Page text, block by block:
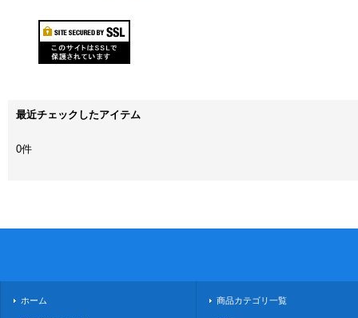
最近チェックしたアイテム
0件
ホーム 商品カテゴリ一覧